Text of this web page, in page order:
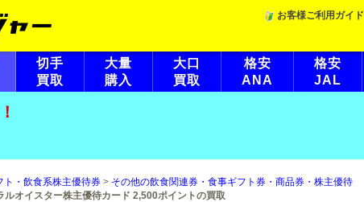
お客様ご利用ガイド
切手
買取
大量
購入
大口
買取
格安
ANA
格安
JAL
ト・飲食系株主優待券 > その他の飲食関連券・食事ギフト券・商品券・株主優待
オイスター株主優待カード 2,500ポイントの買取